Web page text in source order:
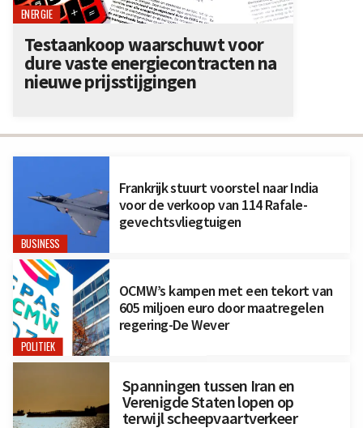
BUSINESS
Frankrijk stuurt voorstel naar India
voor de verkoop van 114 Rafale-
gevechtsvliegtuigen
POLITIEK
OCMW’s kampen met een tekort van
605 miljoen euro door maatregelen
regering-De Wever
Spanningen tussen Iran en
Verenigde Staten lopen op
terwijl scheepvaartverkeer
ENERGIE
Testaankoop waarschuwt voor
dure vaste energiecontracten na
nieuwe prijsstijgingen